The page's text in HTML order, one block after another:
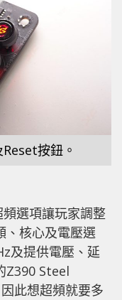
按鈕。
選項讓玩家調整
、核心及電壓選
及提供電壓、延
Z390 Steel
此想超頻就要多